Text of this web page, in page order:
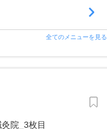
全てのメニューを見る